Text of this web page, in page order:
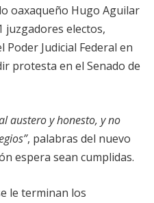
oaxaqueño Hugo Aguilar
juzgadores electos,
Judicial Federal en
protesta en el Senado de
austero y honesto, y no
, palabras del nuevo
espera sean cumplidas.
le terminan los